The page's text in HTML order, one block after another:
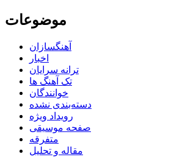
موضوعات
آهنگسازان
اخبار
ترانه سرایان
تک آهنگ ها
خوانندگان
دسته‌بندی نشده
رویداد ویژه
صفحه موسیقی
متفرقه
مقاله و تحلیل